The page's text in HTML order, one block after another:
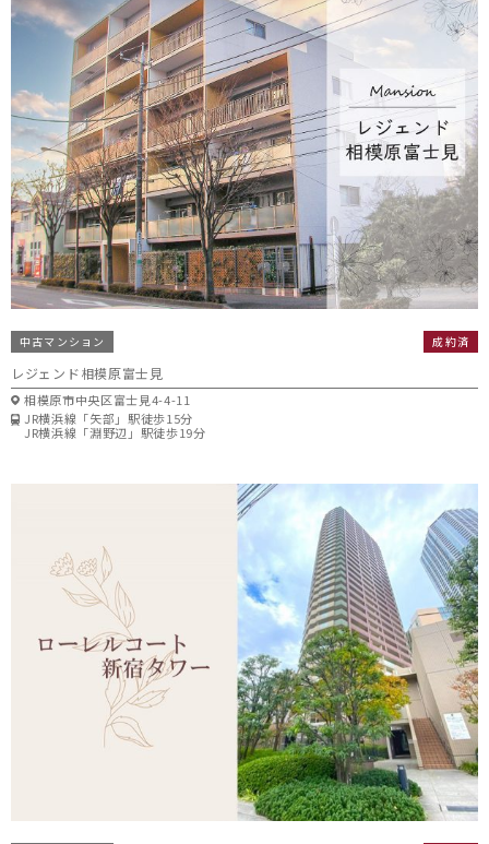
中古マンション 成約済
レジェンド相模原富士見
相模原市中央区富士見4-4-11
JR横浜線「矢部」駅徒歩15分
JR横浜線「淵野辺」駅徒歩19分